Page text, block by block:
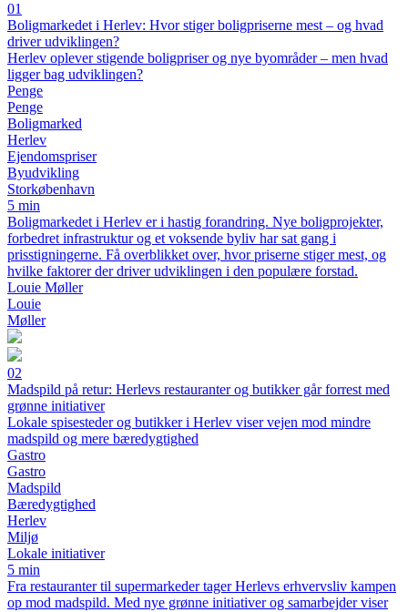
01
Boligmarkedet i Herlev: Hvor stiger boligpriserne mest – og hvad
driver udviklingen?
Herlev oplever stigende boligpriser og nye byområder – men hvad
ligger bag udviklingen?
Penge
Penge
Boligmarked
Herlev
Ejendomspriser
Byudvikling
Storkøbenhavn
5 min
Boligmarkedet i Herlev er i hastig forandring. Nye boligprojekter,
forbedret infrastruktur og et voksende byliv har sat gang i
prisstigningerne. Få overblikket over, hvor priserne stiger mest, og
hvilke faktorer der driver udviklingen i den populære forstad.
Louie Møller
Louie
Møller
02
Madspild på retur: Herlevs restauranter og butikker går forrest med
grønne initiativer
Lokale spisesteder og butikker i Herlev viser vejen mod mindre
madspild og mere bæredygtighed
Gastro
Gastro
Madspild
Bæredygtighed
Herlev
Miljø
Lokale initiativer
5 min
Fra restauranter til supermarkeder tager Herlevs erhvervsliv kampen
op mod madspild. Med nye grønne initiativer og samarbejder viser